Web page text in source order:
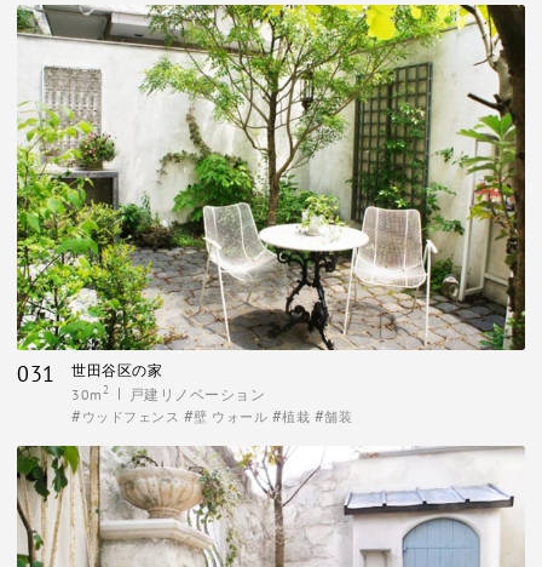
031
世田谷区の家
30m2 戸建リノベーション
ウッドフェンス 壁 ウォール 植栽 舗装